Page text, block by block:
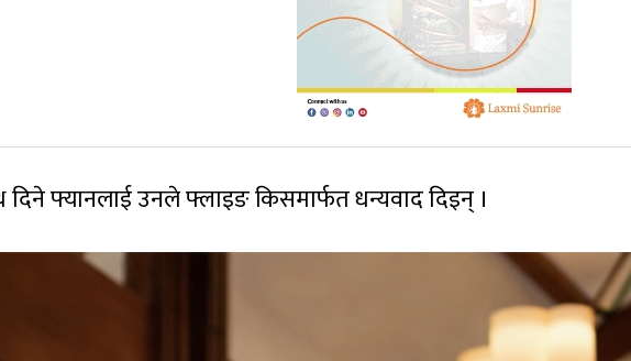
फ्यानलाई उनले फ्लाइङ किसमार्फत धन्यवाद दिइन् ।